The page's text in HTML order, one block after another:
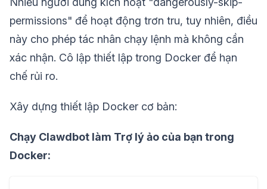
permissions" để hoạt động trơn tru, tuy nhiên, điều
này cho phép tác nhân chạy lệnh mà không cần
xác nhận. Cô lập thiết lập trong Docker để hạn
chế rủi ro.
Xây dựng thiết lập Docker cơ bản:
Chạy Clawdbot làm Trợ lý ảo của bạn trong
Docker: